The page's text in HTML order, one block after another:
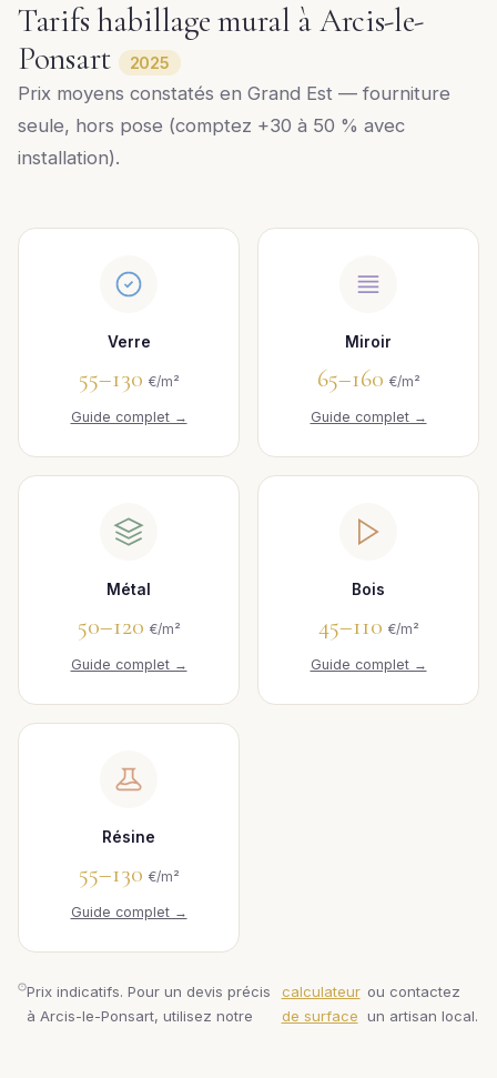
Tarifs habillage mural à Arcis-le-
Ponsart
2025
Prix moyens constatés en Grand Est — fourniture
seule, hors pose (comptez +30 à 50 % avec
installation).
Verre
55–130 €/m²
Guide complet →
Miroir
65–160 €/m²
Guide complet →
Métal
50–120 €/m²
Guide complet →
Bois
45–110 €/m²
Guide complet →
Résine
55–130 €/m²
Guide complet →
Prix indicatifs. Pour un devis précis
à Arcis-le-Ponsart, utilisez notre
calculateur
de surface
ou contactez
un artisan local.